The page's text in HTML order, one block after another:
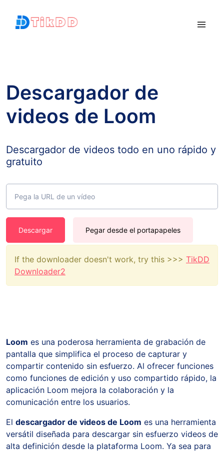
Descargador de
videos de Loom
Descargador de videos todo en uno rápido y
gratuito
Descargar Pegar desde el portapapeles
If the downloader doesn't work, try this >>> TikDD
Downloader2
Loom es una poderosa herramienta de grabación de
pantalla que simplifica el proceso de capturar y
compartir contenido sin esfuerzo. Al ofrecer funciones
como funciones de edición y uso compartido rápido, la
aplicación Loom mejora la colaboración y la
comunicación entre los usuarios.
El descargador de videos de Loom es una herramienta
versátil diseñada para descargar sin esfuerzo videos de
alta definición desde la plataforma Loom. Ya sea para